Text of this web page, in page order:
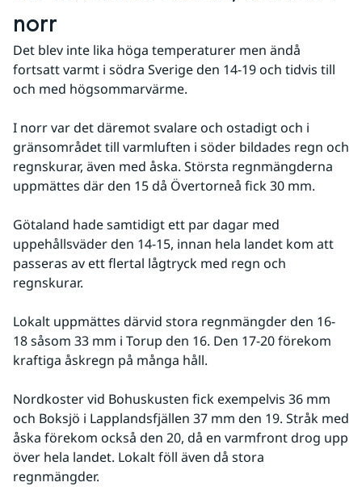
norr
Det blev inte lika höga temperaturer men ändå
fortsatt varmt i södra Sverige den 14-19 och tidvis till
och med högsommarvärme.
I norr var det däremot svalare och ostadigt och i
gränsområdet till varmluften i söder bildades regn och
regnskurar, även med åska. Största regnmängderna
uppmättes där den 15 då Övertorneå fick 30 mm.
Götaland hade samtidigt ett par dagar med
uppehållsväder den 14-15, innan hela landet kom att
passeras av ett flertal lågtryck med regn och
regnskurar.
Lokalt uppmättes därvid stora regnmängder den 16-
18 såsom 33 mm i Torup den 16. Den 17-20 förekom
kraftiga åskregn på många håll.
Nordkoster vid Bohuskusten fick exempelvis 36 mm
och Boksjö i Lapplandsfjällen 37 mm den 19. Stråk med
åska förekom också den 20, då en varmfront drog upp
över hela landet. Lokalt föll även då stora
regnmängder.